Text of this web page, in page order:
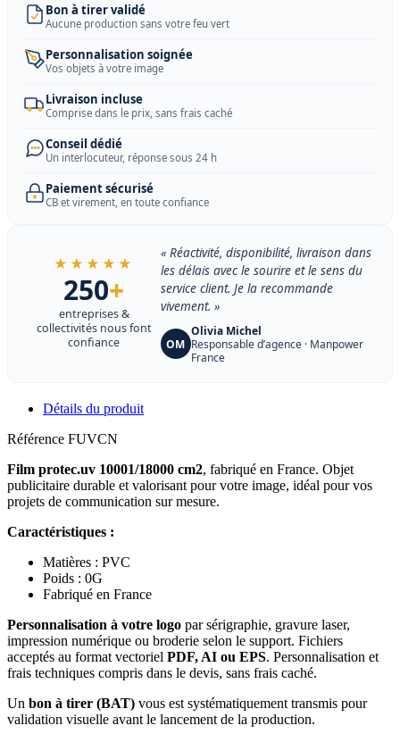
Bon à tirer validé
Aucune production sans votre feu vert
Personnalisation soignée
Vos objets à votre image
Livraison incluse
Comprise dans le prix, sans frais caché
Conseil dédié
Un interlocuteur, réponse sous 24 h
Paiement sécurisé
CB et virement, en toute confiance
★★★★★
250+
entreprises &
collectivités nous font
confiance
« Réactivité, disponibilité, livraison dans
les délais avec le sourire et le sens du
service client. Je la recommande
vivement. »
OM
Olivia Michel
Responsable d’agence · Manpower
France
Détails du produit
Référence FUVCN
Film protec.uv 10001/18000 cm2, fabriqué en France. Objet
publicitaire durable et valorisant pour votre image, idéal pour vos
projets de communication sur mesure.
Caractéristiques :
Matières : PVC
Poids : 0G
Fabriqué en France
Personnalisation à votre logo par sérigraphie, gravure laser,
impression numérique ou broderie selon le support. Fichiers
acceptés au format vectoriel PDF, AI ou EPS. Personnalisation et
frais techniques compris dans le devis, sans frais caché.
Un bon à tirer (BAT) vous est systématiquement transmis pour
validation visuelle avant le lancement de la production.